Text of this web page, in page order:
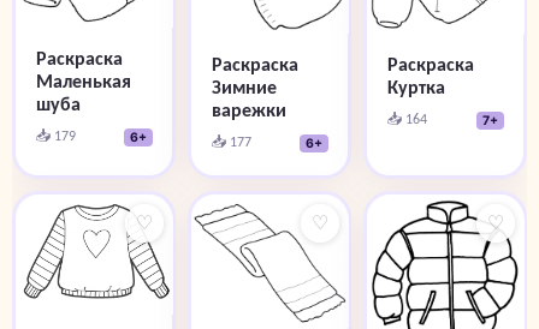
Раскраска
Маленькая
шуба
📥 179 6+
Раскраска
Зимние
варежки
📥 177 6+
Раскраска
Куртка
📥 164 7+
♡ ♡ ♡